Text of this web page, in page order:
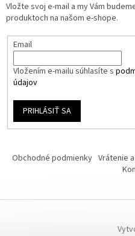
Vložte svoj e-mail a my Vám
produktoch na našom e-shope.
Email
Vložením e-mailu súhlasíte s
údajov
PRIHLÁSIŤ SA
Obchodné podmienky Vrátenie